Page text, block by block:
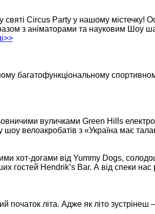
Circus Party у нашому містечку!
з аніматорами та науковим
багатофункціональному
вуличками Green Hills
велоакробатів з «Україна має
хот-догами від Yummy Dogs,
гостей Hendrik’s Bar. А від спеки
літа. Адже як літо